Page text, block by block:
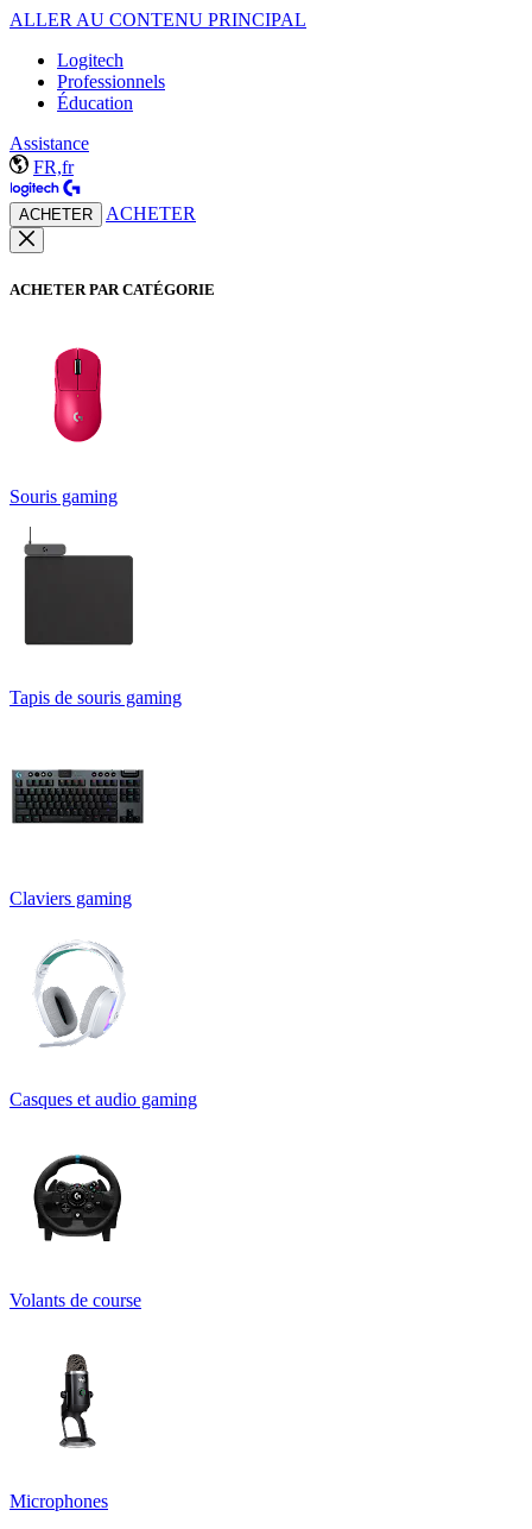
ALLER AU CONTENU PRINCIPAL
Logitech
Professionnels
Éducation
Assistance
FR,fr
ACHETER ACHETER
ACHETER PAR CATÉGORIE
Souris gaming
Tapis de souris gaming
Claviers gaming
Casques et audio gaming
Volants de course
Microphones